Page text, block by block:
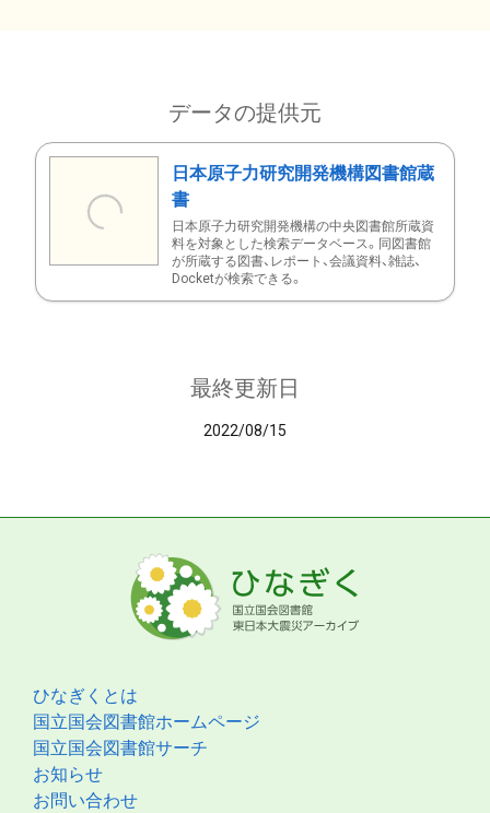
データの提供元
日本原子力研究開発機構図書館蔵
書
日本原子力研究開発機構の中央図書館所蔵資
料を対象とした検索データベース。同図書館
が所蔵する図書、レポート、会議資料、雑誌、
Docketが検索できる。
最終更新日
2022/08/15
ひなぎくとは
国立国会図書館ホームページ
国立国会図書館サーチ
お知らせ
お問い合わせ